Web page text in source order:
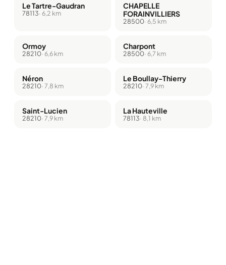
Le Tartre-Gaudran
78113· 6,2 km
CHAPELLE
FORAINVILLIERS
28500· 6,5 km
Ormoy
28210· 6,6 km
Charpont
28500· 6,7 km
Néron
28210· 7,8 km
Le Boullay-Thierry
28210· 7,9 km
Saint-Lucien
28210· 7,9 km
La Hauteville
78113· 8,1 km